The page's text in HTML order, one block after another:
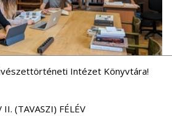
Intézet Könyvtára!
(TAVASZI) FÉLÉV